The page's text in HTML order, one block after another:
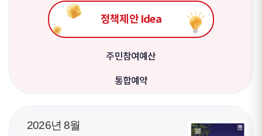
의서 포함), ②재·휴학증명서 (멘토,멘티 1:1 매칭이므로, 멘티 모집 상
황에 따라 멘토 일부 선발 취소 가능) ※ 이메일 확인 후 접수 완료건 담
당자 회신 예정(미수신 시 별도 연락 요청) ○ 선발결과 : 9월 중(별도 안내
예정) ○ 사전교육 : 9월 중(예정) 추후 별도 공지 ○ 문 의 : 중구청 교육정
정책제안 Idea
주민참여예산
통합예약
2026년 8월